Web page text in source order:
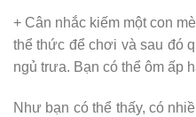
+ Cân nhắc kiếm một con
thể thức để chơi và sau đó
ngủ trưa. Bạn có thể ôm ấp
Như bạn có thể thấy, có